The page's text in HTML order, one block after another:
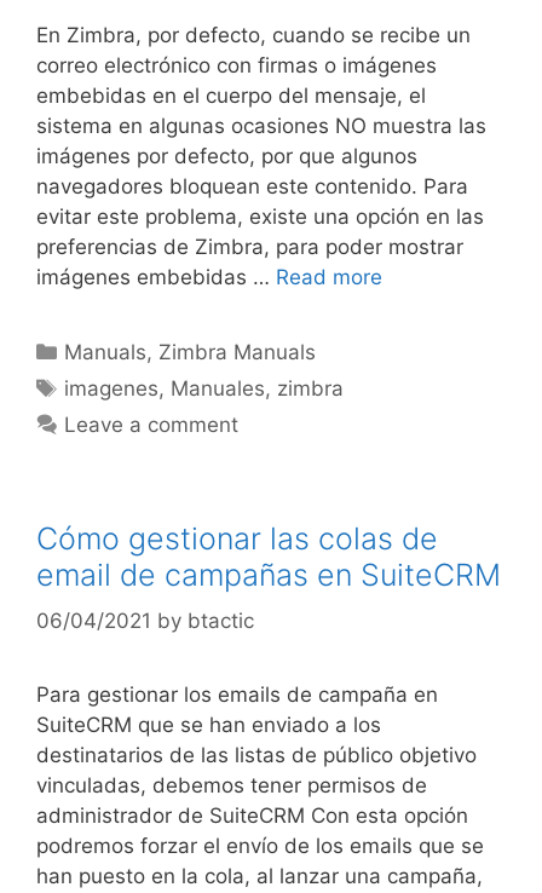
En Zimbra, por defecto, cuando se recibe un
correo electrónico con firmas o imágenes
embebidas en el cuerpo del mensaje, el
sistema en algunas ocasiones NO muestra las
imágenes por defecto, por que algunos
navegadores bloquean este contenido. Para
evitar este problema, existe una opción en las
preferencias de Zimbra, para poder mostrar
imágenes embebidas … Read more
Manuals, Zimbra Manuals
imagenes, Manuales, zimbra
Leave a comment
Cómo gestionar las colas de
email de campañas en SuiteCRM
06/04/2021 by btactic
Para gestionar los emails de campaña en
SuiteCRM que se han enviado a los
destinatarios de las listas de público objetivo
vinculadas, debemos tener permisos de
administrador de SuiteCRM Con esta opción
podremos forzar el envío de los emails que se
han puesto en la cola, al lanzar una campaña,